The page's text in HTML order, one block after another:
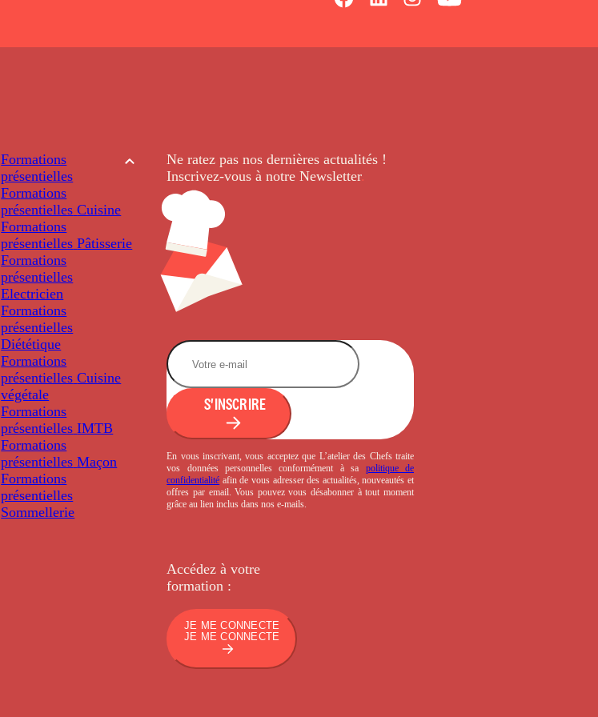
Formations
présentielles
Formations
présentielles Cuisine
Formations
présentielles Pâtisserie
Formations
présentielles
Electricien
Formations
présentielles
Diététique
Formations
présentielles Cuisine
végétale
Formations
présentielles IMTB
Formations
présentielles Maçon
Formations
présentielles
Sommellerie
Ne ratez pas nos dernièresactualités !
Inscrivez-vous à notre Newsletter.
S'INSCRIRE
En vous inscrivant, vous acceptez que L’atelier des Chefs traite
vos données personnelles conformément à sa politique de
confidentialité afin de vous adresser des actualités, nouveautés et
offres par email. Vous pouvez vous désabonner à tout moment
grâce au lien inclus dans nos e-mails.
Accédez à votre
formation :
JE ME CONNECTE
JE ME CONNECTE